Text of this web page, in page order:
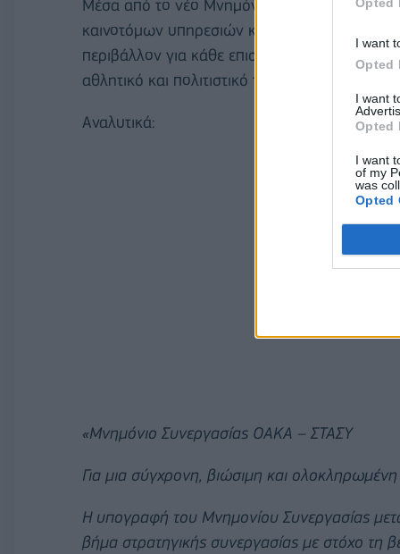
I want
Opted
I want
Opted
I want
of my
was
Opted
Μέσα από το νέο Μνημόνιο, ΟΑΚΑ και ΣΤΑΣΥ
καινοτόμων υπηρεσιών κινητικότητας, με
περιβάλλον για κάθε επισκέπτη,
αθλητικό και πολιτιστικό της κέντρο.
Αναλυτικά:
«Μνημόνιο Συνεργασίας ΟΑΚΑ – ΣΤΑΣΥ
Για μια σύγχρονη, βιώσιμη και ολοκληρωμένη
Η υπογραφή του Μνημονίου Συνεργασίας
βήμα στρατηγικής συνεργασίας με στόχο τη